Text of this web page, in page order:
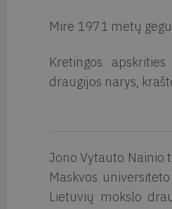
Mirė 1971 metų
Kretingos
draugijos narys,
Jono Vytauto Nainio
Maskvos
Lietuvių mokslo